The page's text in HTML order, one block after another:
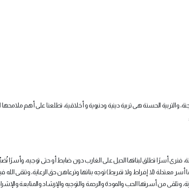
الحسنة هى تربية دينية ودنيوية و أخلاقية، تطلعنا على أهم ملامحها
:
فنرى أسرًا تطلق لبناتها الحبل على الغارب دون ضابط أو حتى توجيه، وأسرًا
معتدلة (لا إفراط ولا تفريط) توجه بناتها وترعاهن حق الرعاية، وتتقى الله
من أسرتها الحب والمودة والرحمة والتوجيه والإرشاد والمتابعة